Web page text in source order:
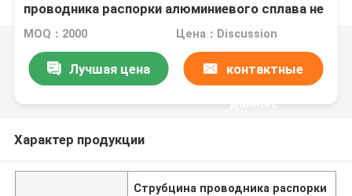
проводника распорки алюминиевого сплава не
ржавея
MOQ：2000 Цена：Discussion
Лучшая цена контактные
данные
Характер продукции
Струбцина проводника распорки